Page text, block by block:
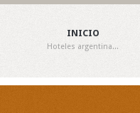
INICIO
Hoteles argentina...